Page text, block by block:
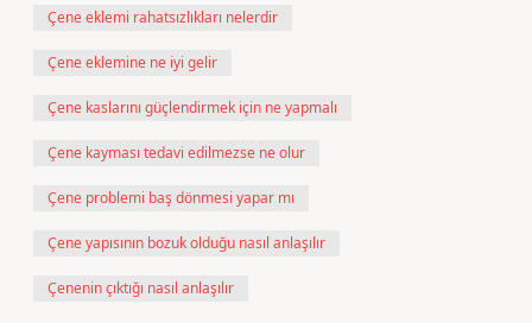
Çene eklemi rahatsızlıkları nelerdir
Çene eklemine ne iyi gelir
Çene kaslarını güçlendirmek için ne yapmalı
Çene kayması tedavi edilmezse ne olur
Çene problemi baş dönmesi yapar mı
Çene yapısının bozuk olduğu nasıl anlaşılır
Çenenin çıktığı nasıl anlaşılır